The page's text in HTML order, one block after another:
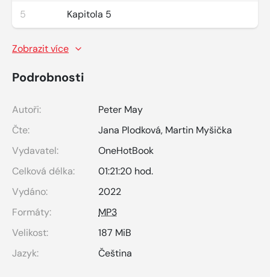
5 Kapitola 5
Zobrazit více
Podrobnosti
Autoři:
Peter May
Čte:
Jana Plodková, Martin Myšička
Vydavatel:
OneHotBook
Celková délka:
01:21:20 hod.
Vydáno:
2022
Formáty:
MP3
Velikost:
187 MiB
Jazyk:
Čeština